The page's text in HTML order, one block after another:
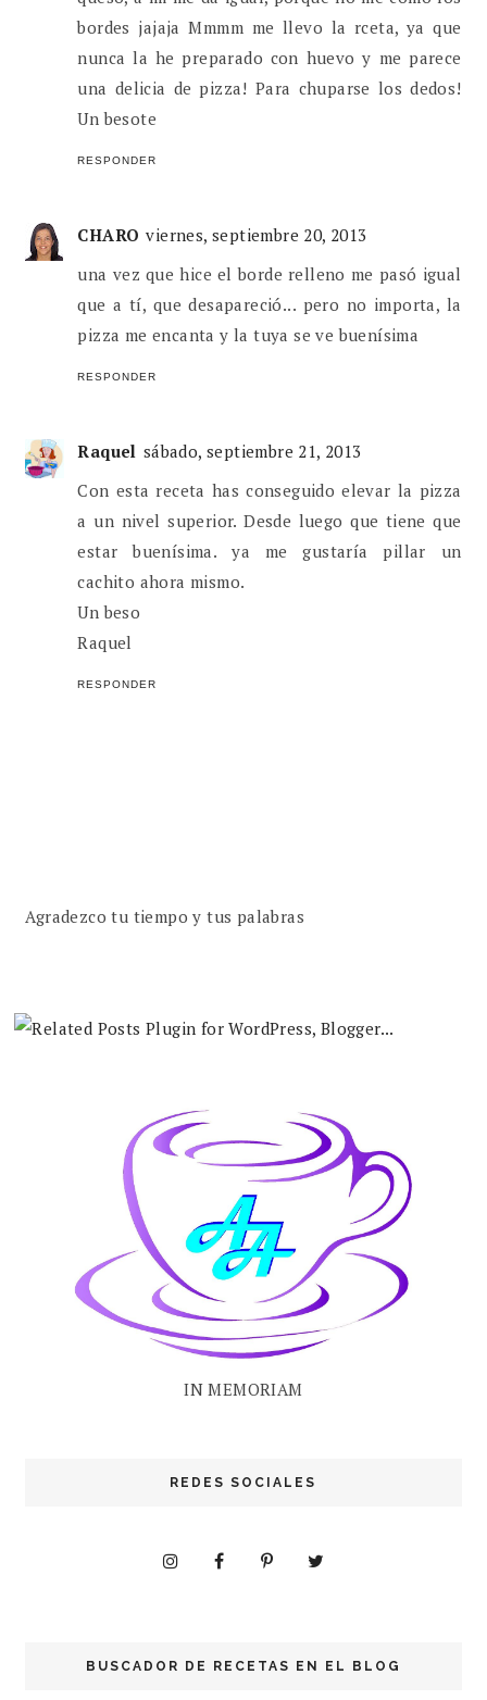
bordes jajaja Mmmm me llevo la rceta, ya que
nunca la he preparado con huevo y me parece
una delicia de pizza! Para chuparse los dedos!
Un besote
RESPONDER
CHARO viernes, septiembre 20, 2013
una vez que hice el borde relleno me pasó igual
que a tí, que desapareció... pero no importa, la
pizza me encanta y la tuya se ve buenísima
RESPONDER
Raquel sábado, septiembre 21, 2013
Con esta receta has conseguido elevar la pizza
a un nivel superior. Desde luego que tiene que
estar buenísima. ya me gustaría pillar un
cachito ahora mismo.
Un beso
Raquel
RESPONDER
Agradezco tu tiempo y tus palabras
IN MEMORIAM
REDES SOCIALES
BUSCADOR DE RECETAS EN EL BLOG